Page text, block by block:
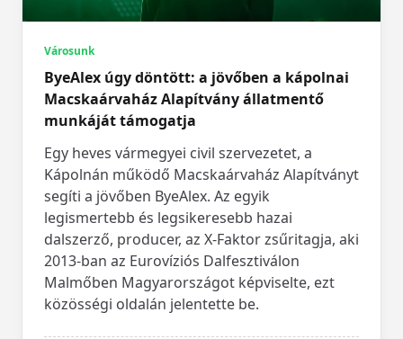
Városunk
ByeAlex úgy döntött: a jövőben a kápolnai
Macskaárvaház Alapítvány állatmentő
munkáját támogatja
Egy heves vármegyei civil szervezetet, a
Kápolnán működő Macskaárvaház Alapítványt
segíti a jövőben ByeAlex. Az egyik
legismertebb és legsikeresebb hazai
dalszerző, producer, az X-Faktor zsűritagja, aki
2013-ban az Eurovíziós Dalfesztiválon
Malmőben Magyarországot képviselte, ezt
közösségi oldalán jelentette be.